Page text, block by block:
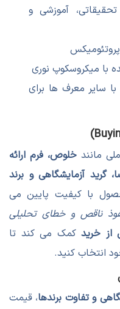
آموزشی و
با میکروسکوپ نوری
سایر معرف ها برای
مانند خلوص، فرم ارائه
گرید آزمایشگاهی و برند
با کیفیت پایین می
ناقص و خطای تحلیلی
خرید کمک می کند تا
انتخاب کنید.
و تفاوت برندها، قیمت